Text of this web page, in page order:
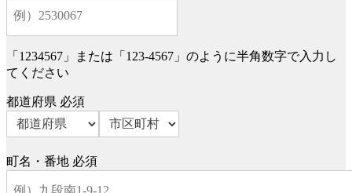
「1234567」または「123-4567」のように半角数字で入力し
てください
都道府県 必須
町名・番地 必須